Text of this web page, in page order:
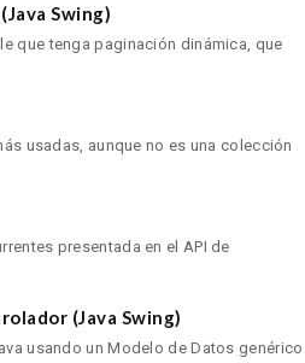
Swing)
que tenga paginación dinámica, que
usadas, aunque no es una colección
presentada en el API de
(Java Swing)
usando un Modelo de Datos genérico